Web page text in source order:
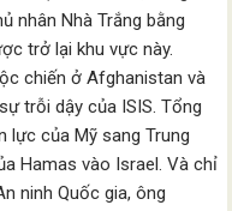
nhân Nhà Trắng bằng
trở lại khu vực này.
chiến ở Afghanistan và
trỗi dậy của ISIS. Tổng
lực của Mỹ sang Trung
Hamas vào Israel. Và chỉ
ninh Quốc gia, ông